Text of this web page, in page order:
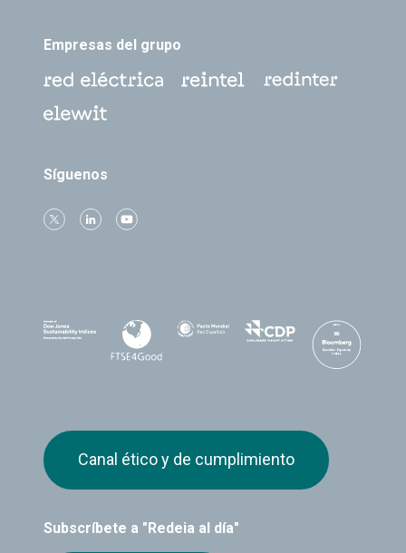
Empresas del grupo
Síguenos
Subscríbete a "Redeia al día"
Canal ético y de cumplimiento